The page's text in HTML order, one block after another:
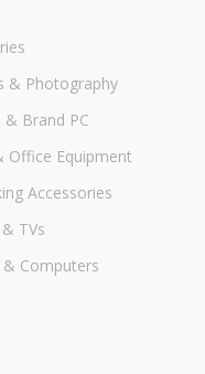
& Photography
& Brand PC
Office Equipment
Accessories
TVs
Computers